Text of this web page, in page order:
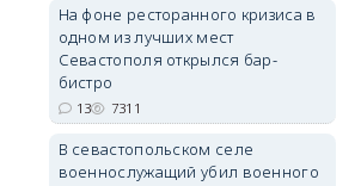
05/08/2026 08:01 5498
erid: 2SDnjdvhGXG
На фоне ресторанного кризиса в
одном из лучших мест
Севастополя открылся бар-
бистро
13 7311
В севастопольском селе
военнослужащий убил военного